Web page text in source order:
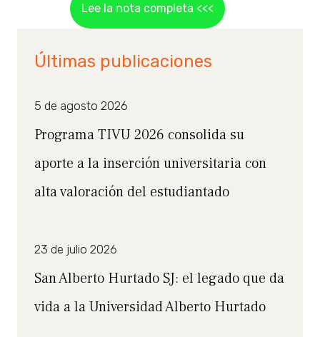
Lee la nota completa <<<
Últimas publicaciones
5 de agosto 2026
Programa TIVU 2026 consolida su
aporte a la inserción universitaria con
alta valoración del estudiantado
23 de julio 2026
San Alberto Hurtado SJ: el legado que da
vida a la Universidad Alberto Hurtado